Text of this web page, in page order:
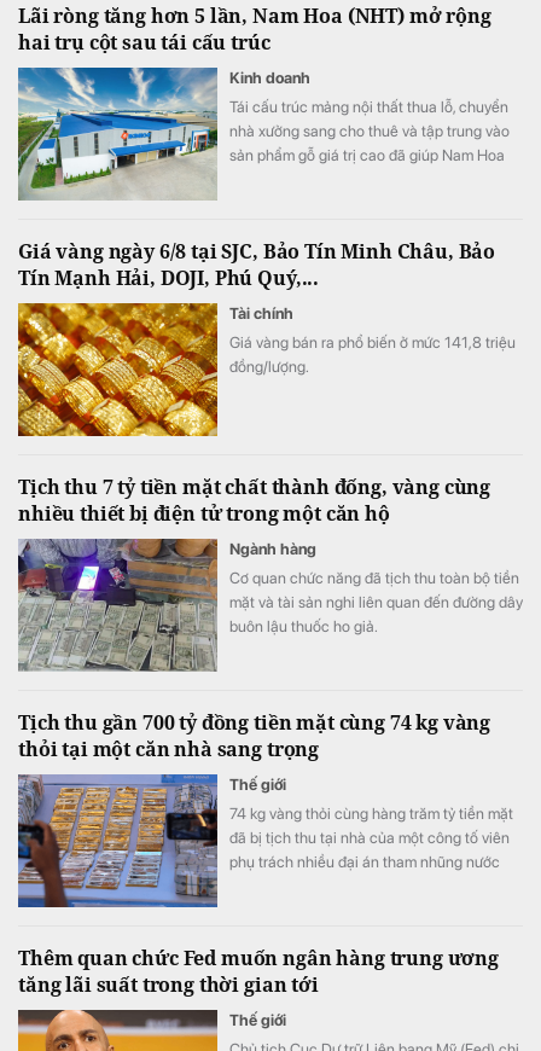
Lãi ròng tăng hơn 5 lần, Nam Hoa (NHT) mở rộng
hai trụ cột sau tái cấu trúc
Kinh doanh
Tái cấu trúc mảng nội thất thua lỗ, chuyển
nhà xưởng sang cho thuê và tập trung vào
sản phẩm gỗ giá trị cao đã giúp Nam Hoa
bất động sản công nghiệp.
Giá vàng ngày 6/8 tại SJC, Bảo Tín Minh Châu, Bảo
Tín Mạnh Hải, DOJI, Phú Quý,...
Tài chính
Giá vàng bán ra phổ biến ở mức 141,8 triệu
đồng/lượng.
Tịch thu 7 tỷ tiền mặt chất thành đống, vàng cùng
nhiều thiết bị điện tử trong một căn hộ
Ngành hàng
Cơ quan chức năng đã tịch thu toàn bộ tiền
mặt và tài sản nghi liên quan đến đường dây
buôn lậu thuốc ho giả.
Tịch thu gần 700 tỷ đồng tiền mặt cùng 74 kg vàng
thỏi tại một căn nhà sang trọng
Thế giới
74 kg vàng thỏi cùng hàng trăm tỷ tiền mặt
đã bị tịch thu tại nhà của một công tố viên
phụ trách nhiều đại án tham nhũng nước
Thêm quan chức Fed muốn ngân hàng trung ương
tăng lãi suất trong thời gian tới
Thế giới